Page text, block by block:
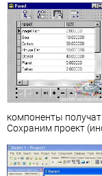
компоненты
Сохраним проект